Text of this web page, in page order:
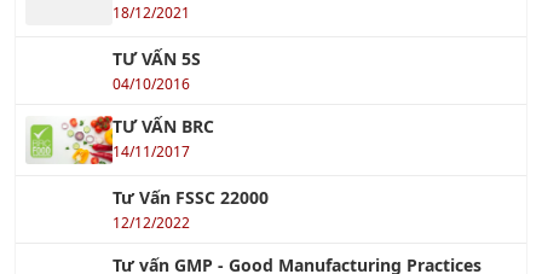
18/12/2021
TƯ VẤN 5S
04/10/2016
TƯ VẤN BRC
14/11/2017
Tư Vấn FSSC 22000
12/12/2022